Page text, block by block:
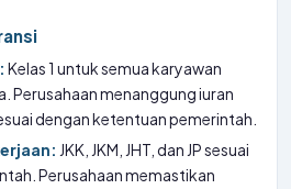
Kelas 1 untuk semua karyawan
Perusahaan menanggung iuran
dengan ketentuan pemerintah.
JKK, JKM, JHT, dan JP sesuai
Perusahaan memastikan